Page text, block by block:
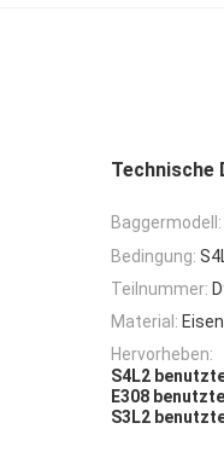
Technische
Baggermodell:
Bedingung:
Teilnummer:
Material: Eisen
Hervorheben:
S4L2
E308
S3L2